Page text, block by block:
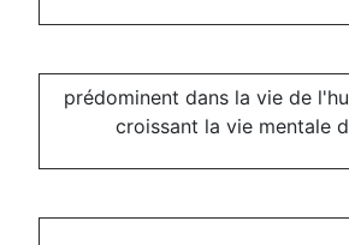
prédominent dans la vie de
croissant la vie mentale